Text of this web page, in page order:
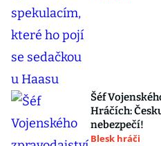
Šéf
Hráčích:
nebezpečí!
Blesk hráči